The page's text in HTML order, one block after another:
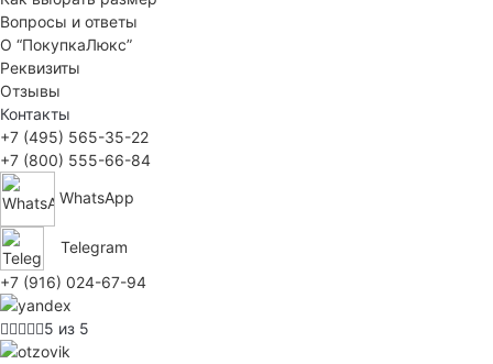
Вопросы и ответы
О “ПокупкаЛюкс”
Реквизиты
Отзывы
Контакты
+7 (495) 565-35-22
+7 (800) 555-66-84
WhatsApp
Telegram
+7 (916) 024-67-94
5 из 5